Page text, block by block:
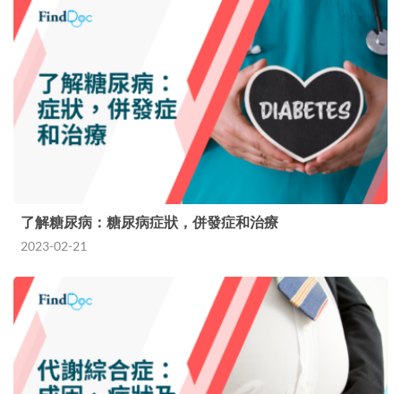
了解糖尿病：糖尿病症狀，併發症和治療
2023-02-21